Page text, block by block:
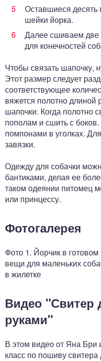
Оставшиеся десять
шейки йорка.
Далее сшиваем две
для конечностей
Чтобы связать шапочку,
Этот размер следует
соответствующее
вяжется полотно
шапочки. Когда полотно
пополам и сшить с
помпонами в уголках.
завязки.
Одежду для собачки
бантиками, делая ее
таком одеянии питомец
или принцессу.
Фотогалерея
Фото 1. Йорчик в
вещи для маленьких
в жилетке
Видео "Свитер
руками"
В этом видео от Яна Бри
класс по пошиву